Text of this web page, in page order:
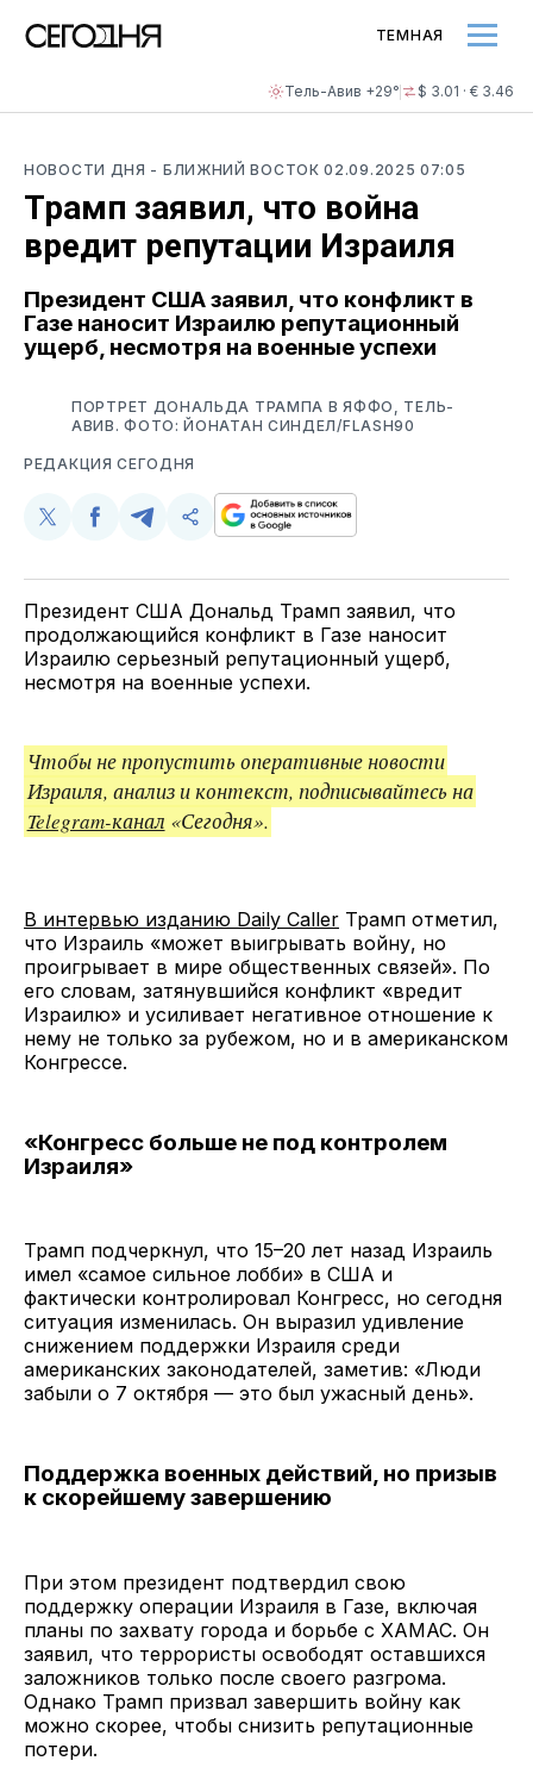
Тель-Авив +29° $ 3.01 · € 3.46
ТЕМНАЯ
НОВОСТИ ДНЯ - БЛИЖНИЙ ВОСТОК02.09.2025 07:05
Трамп заявил, что война
вредит репутации Израиля
Президент США заявил, что конфликт в
Газе наносит Израилю репутационный
ущерб, несмотря на военные успехи
ПОРТРЕТ ДОНАЛЬДА ТРАМПА В ЯФФО, ТЕЛЬ-
АВИВ. ФОТО: ЙОНАТАН СИНДЕЛ/FLASH90
РЕДАКЦИЯ СЕГОДНЯ
Поделиться
Twitter
Поделиться
Facebook
Поделиться
Telegram
Скопируйте
поделитесь
ссылкой
Президент США Дональд Трамп заявил, что
продолжающийся конфликт в Газе наносит
Израилю серьезный репутационный ущерб,
несмотря на военные успехи.
Чтобы не пропустить оперативные новости
Израиля, анализ и контекст, подписывайтесь на
Telegram-канал «Сегодня».
В интервью изданию Daily Caller Трамп отметил,
что Израиль «может выигрывать войну, но
проигрывает в мире общественных связей». По
его словам, затянувшийся конфликт «вредит
Израилю» и усиливает негативное отношение к
нему не только за рубежом, но и в американском
Конгрессе.
«Конгресс больше не под контролем
Израиля»
Трамп подчеркнул, что 15–20 лет назад Израиль
имел «самое сильное лобби» в США и
фактически контролировал Конгресс, но сегодня
ситуация изменилась. Он выразил удивление
снижением поддержки Израиля среди
американских законодателей, заметив: «Люди
забыли о 7 октября — это был ужасный день».
Поддержка военных действий, но призыв
к скорейшему завершению
При этом президент подтвердил свою
поддержку операции Израиля в Газе, включая
планы по захвату города и борьбе с ХАМАС. Он
заявил, что террористы освободят оставшихся
заложников только после своего разгрома.
Однако Трамп призвал завершить войну как
можно скорее, чтобы снизить репутационные
потери.